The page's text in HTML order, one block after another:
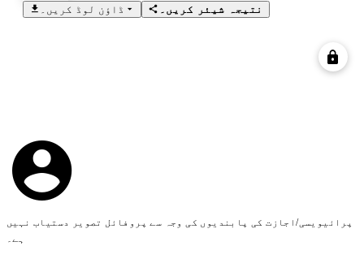
ڈاؤن لوڈ کریں۔
نتیجہ شیئر کریں۔
پرائیویسی/اجازت کی پابندیوں کی وجہ سے پروفائل تصویر دستیاب نہیں
ہے۔